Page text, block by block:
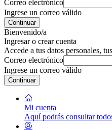
Correo electrónico
Ingrese un correo válido
Continuar
Bienvenido/a
Ingresar o crear cuenta
Accede a tus datos personales,
Correo electrónico
Ingrese un correo válido
Continuar
Mi cuenta
Aquí podrás consultar